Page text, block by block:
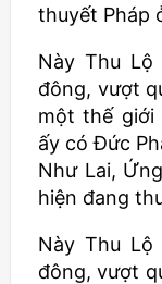
thuyết Pháp
Này Thu
đông, vượt
một thế giới
ấy có Đức
Như Lai,
hiện đang
Này Thu
đông, vượt